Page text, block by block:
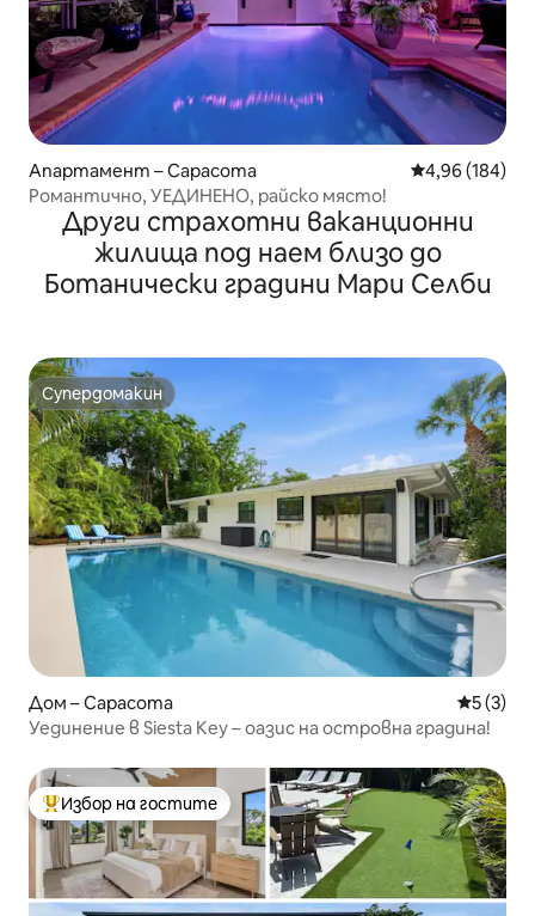
Апартамент – Сарасота Средна
4,96 (184)
Романтично, УЕДИНЕНО, райско място!
Други страхотни ваканционни
жилища под наем близо до
Ботанически градини Мари Селби
Супердомакин
Супердомакин
Дом – Сарасота Средна
5 (3)
Уединение в Siesta Key – оазис на островна градина!
Най-популярен избор на гостите
Избор на гостите